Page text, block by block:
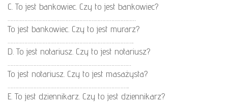
C. To jest bankowiec. Czy to jest bankowiec?
To jest bankowiec. Czy to jest murarz?
D. To jest notariusz. Czy to jest notariusz?
To jest notariusz. Czy to jest masażysta?
E. To jest dziennikarz. Czy to jest dziennikarz?